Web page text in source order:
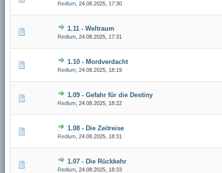
Redlum 24.08.2025, 17:30
1.11 - Weltraum
Redlum 24.08.2025, 17:31
1.10 - Mordverdacht
Redlum 24.08.2025, 18:19
1.09 - Gefahr für die Destiny
Redlum 24.08.2025, 18:22
1.08 - Die Zeitreise
Redlum 24.08.2025, 18:31
1.07 - Die Rückkehr
Redlum 24.08.2025, 18:33